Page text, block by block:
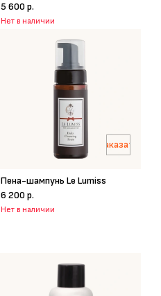
5 600 р.
Нет в наличии
Заказать
Пена-шампунь Le Lumiss
6 200 р.
Нет в наличии